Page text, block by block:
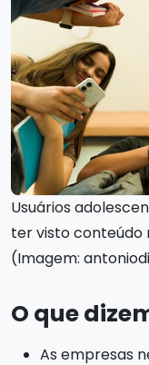
Usuários
ter visto conteúdo
(Imagem:
O que
As empresas